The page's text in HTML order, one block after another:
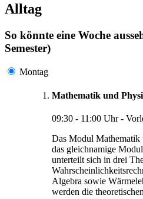
Alltag
So könnte eine Woche
Semester)
Montag
Mathematik und
09:30 - 11:00 Uhr -
Das Modul Mathematik
das gleichnamige
unterteilt sich in drei
Algebra sowie
werden die